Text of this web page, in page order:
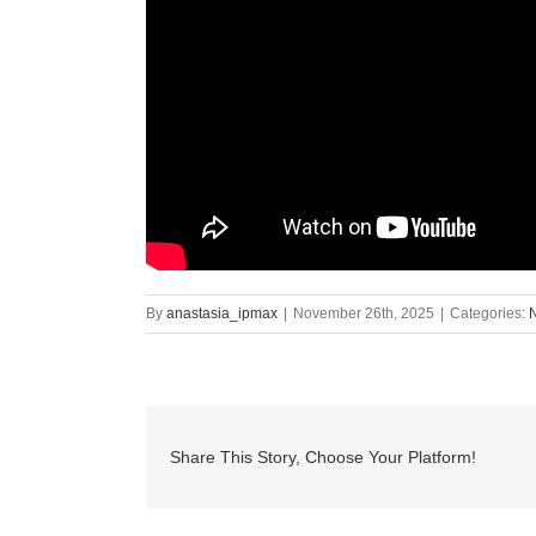
By anastasia_ipmax | November 26th, 2025 | Categories:
Share This Story, Choose Your Platform!